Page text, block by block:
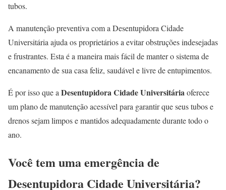
tubos.
A manutenção preventiva com a Desentupidora Cidade
Universitária ajuda os proprietários a evitar obstruções indesejadas
e frustrantes. Esta é a maneira mais fácil de manter o sistema de
encanamento de sua casa feliz, saudável e livre de entupimentos.
É por isso que aDesentupidora Cidade Universitáriaoferece
um plano de manutenção acessível para garantir que seus tubos e
drenos sejam limpos e mantidos adequadamente durante todo o
ano.
Você tem uma emergência de
Desentupidora Cidade Universitária?